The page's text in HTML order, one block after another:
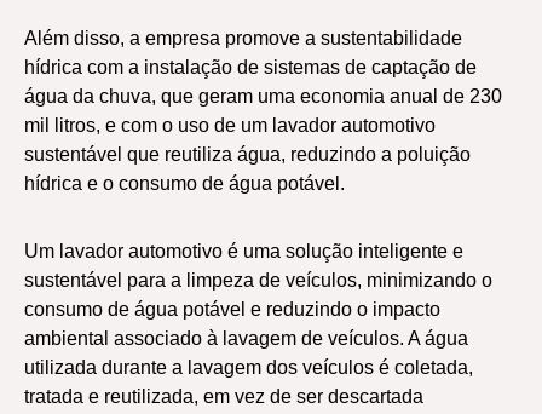
Além disso, a empresa promove a sustentabilidade
hídrica com a instalação de sistemas de captação de
água da chuva, que geram uma economia anual de 230
mil litros, e com o uso de um lavador automotivo
sustentável que reutiliza água, reduzindo a poluição
hídrica e o consumo de água potável.
Um lavador automotivo é uma solução inteligente e
sustentável para a limpeza de veículos, minimizando o
consumo de água potável e reduzindo o impacto
ambiental associado à lavagem de veículos. A água
utilizada durante a lavagem dos veículos é coletada,
tratada e reutilizada, em vez de ser descartada